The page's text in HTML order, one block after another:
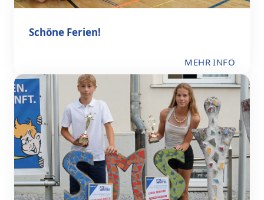
Schöne Ferien!
MEHR INFO